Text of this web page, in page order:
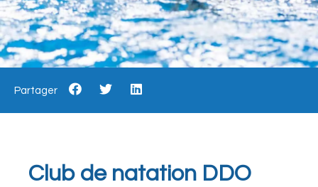
Partager
Club de natation DDO